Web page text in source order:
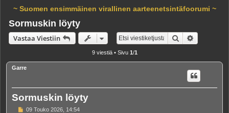
~ Suomen ensimmäinen virallinen aarteenetsintäfoorumi ~
Sormuskin löyty
Vastaa Viestiin Etsi
9 viestiä • Sivu 1/1
Garre
Sormuskin löyty
V09 Touko 2026, 14:54